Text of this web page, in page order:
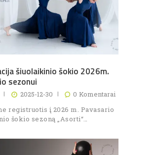
šiuolaikinio šokio 2026m.
sezonui
2025-12-30 0 Komentarai
registruotis į 2026 m. Pavasario
šokio sezoną „Asorti“…